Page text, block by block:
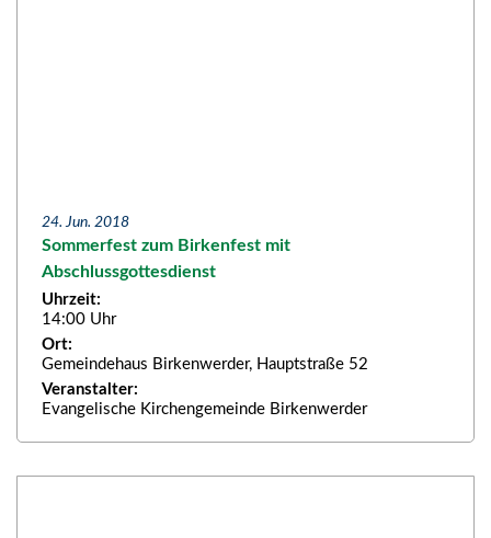
24. Jun. 2018
Sommerfest zum Birkenfest mit
Abschlussgottesdienst
Uhrzeit:
14:00 Uhr
Ort:
Gemeindehaus Birkenwerder, Hauptstraße 52
Veranstalter:
Evangelische Kirchengemeinde Birkenwerder